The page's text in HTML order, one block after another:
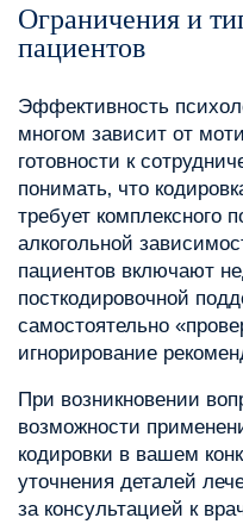
Ограничения и
пациентов
Эффективность
многом зависит от
готовности к
понимать‚ что
требует комплексного
алкогольной
пациентов включают
посткодировочной
самостоятельно
игнорирование
При возникновении
возможности
кодировки в вашем
уточнения деталей
за консультацией к